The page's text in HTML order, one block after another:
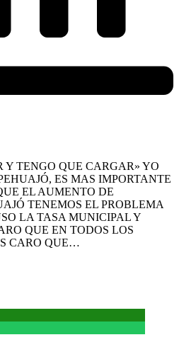
Y TENGO QUE CARGAR» YO
ES MAS IMPORTANTE
EL AUMENTO DE
TENEMOS EL PROBLEMA
LA TASA MUNICIPAL Y
QUE EN TODOS LOS
CARO QUE…